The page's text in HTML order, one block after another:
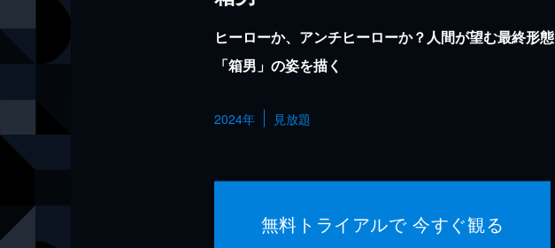
ヒーローか、アンチヒーローか？人間が望む最終形態
「箱男」の姿を描く
2024年 見放題
無料トライアルで 今すぐ観る